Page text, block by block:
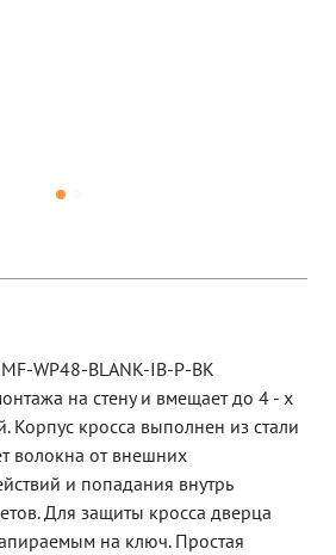
WP48-BLANK-IB-P-BK
на стену и вмещает до 4 - х
Корпус кросса выполнен из стали
волокна от внешних
и попадания внутрь
Для защиты кросса дверца
на ключ. Простая